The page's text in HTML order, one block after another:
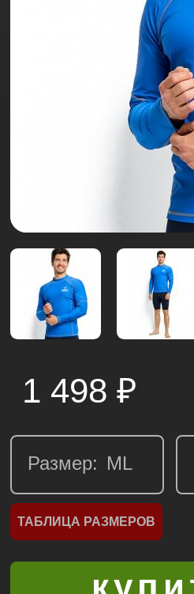
1 498 ₽
Размер:
ТАБЛИЦА РАЗМЕРОВ